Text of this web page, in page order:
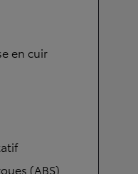
en cuir
(ABS)